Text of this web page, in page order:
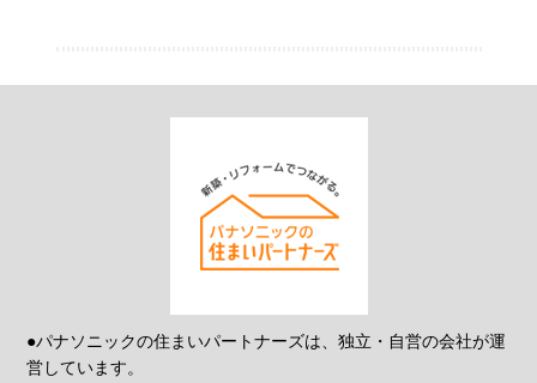
●パナソニックの住まいパートナーズは、独立・自営の会社が運
営しています。